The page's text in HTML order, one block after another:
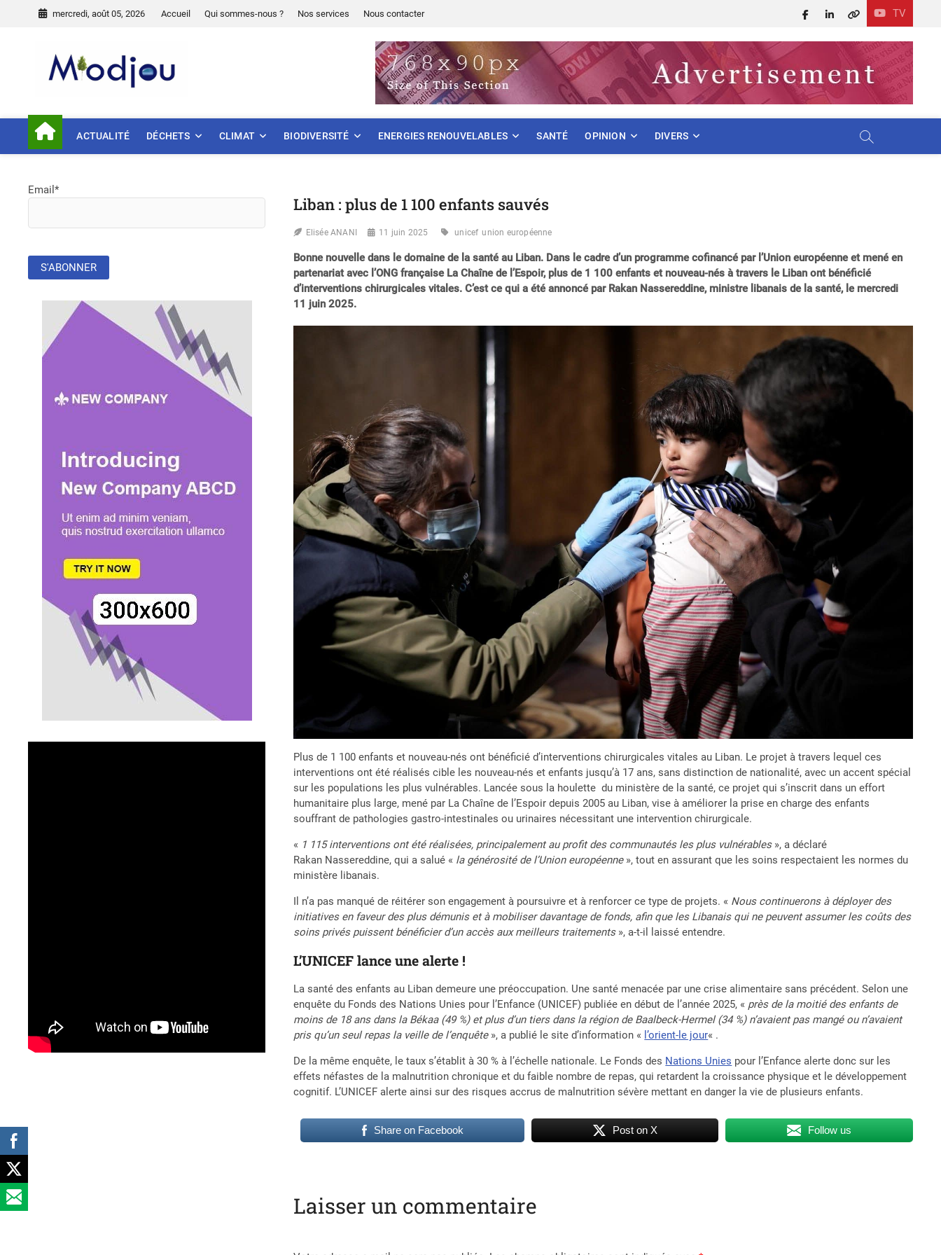
mercredi, août 05, 2026 Accueil Qui sommes-nous ? Nos services Nous contacter TV
Facebook
LinkedIn
X
ACTUALITÉ DÉCHETS CLIMAT BIODIVERSITÉ ENERGIES RENOUVELABLES SANTÉ OPINION DIVERS
Liban : plus de 1 100 enfants sauvés
Elisée ANANI 11 juin 2025 unicef union européenne
Bonne nouvelle dans le domaine de la santé au Liban. Dans le cadre d’un programme cofinancé par l’Union européenne et mené en
partenariat avec l’ONG française La Chaîne de l’Espoir, plus de 1 100 enfants et nouveau-nés à travers le Liban ont bénéficié
d’interventions chirurgicales vitales. C’est ce qui a été annoncé par Rakan Nassereddine, ministre libanais de la santé, le mercredi
11 juin 2025.
Plus de 1 100 enfants et nouveau-nés ont bénéficié d’interventions chirurgicales vitales au Liban. Le projet à travers lequel ces
interventions ont été réalisés cible les nouveau-nés et enfants jusqu’à 17 ans, sans distinction de nationalité, avec un accent spécial
sur les populations les plus vulnérables. Lancée sous la houlette du ministère de la santé, ce projet qui s’inscrit dans un effort
humanitaire plus large, mené par La Chaîne de l’Espoir depuis 2005 au Liban, vise à améliorer la prise en charge des enfants
souffrant de pathologies gastro-intestinales ou urinaires nécessitant une intervention chirurgicale.
« 1 115 interventions ont été réalisées, principalement au profit des communautés les plus vulnérables», a déclaré
Rakan Nassereddine, qui a salué « la générosité de l’Union européenne», tout en assurant que les soins respectaient les normes du
ministère libanais.
Il n’a pas manqué de réitérer son engagement à poursuivre et à renforcer ce type de projets. « Nous continuerons à déployer des
initiatives en faveur des plus démunis et à mobiliser davantage de fonds, afin que les Libanais qui ne peuvent assumer les coûts des
soins privés puissent bénéficier d’un accès aux meilleurs traitements», a-t-il laissé entendre.
L’UNICEF lance une alerte !
La santé des enfants au Liban demeure une préoccupation. Une santé menacée par une crise alimentaire sans précédent. Selon une
enquête du Fonds des Nations Unies pour l’Enfance (UNICEF) publiée en début de l’année 2025, « près de la moitié des enfants de
moins de 18 ans dans la Békaa (49 %) et plus d’un tiers dans la région de Baalbeck-Hermel (34 %) n’avaient pas mangé ou n’avaient
pris qu’un seul repas la veille de l’enquête», a publié le site d’information « l’orient-le jour« .
De la même enquête, le taux s’établit à 30 % à l’échelle nationale. Le Fonds des Nations Unies pour l’Enfance alerte donc sur les
effets néfastes de la malnutrition chronique et du faible nombre de repas, qui retardent la croissance physique et le développement
cognitif. L’UNICEF alerte ainsi sur des risques accrus de malnutrition sévère mettant en danger la vie de plusieurs enfants.
Share on Facebook Post on X Follow us
Laisser un commentaire
Email*